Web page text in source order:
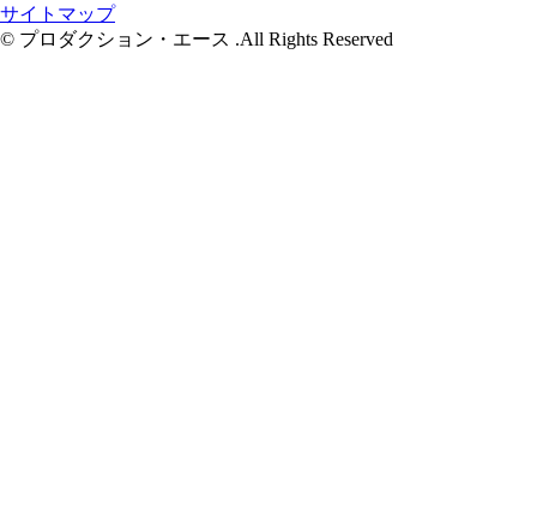
サイトマップ
© プロダクション・エース .All Rights Reserved